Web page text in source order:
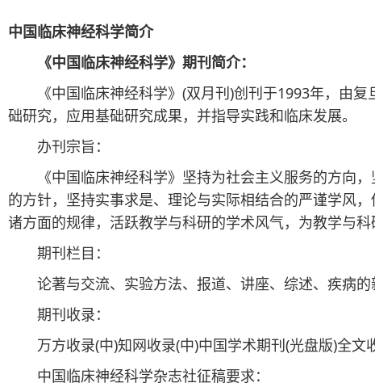
中国临床神经科学简介
《中国临床神经科学》期刊简介：
《中国临床神经科学》(双月刊)创刊于1993年，由复
础研究，应用基础研究成果，并指导实践和临床发展。
办刊宗旨：
《中国临床神经科学》坚持为社会主义服务的方向，
的方针，坚持实事求是、理论与实际相结合的严谨学风
诸方面的规律，活跃教学与科研的学术风气，为教学与科
期刊栏目：
论著与交流、实验方法、报道、讲座、综述、疾病的
期刊收录：
万方收录(中)知网收录(中)中国学术期刊(光盘版)全文
中国临床神经科学杂志社征稿要求：